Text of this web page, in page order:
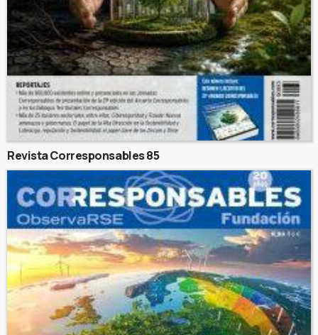
Revista Corresponsables 85